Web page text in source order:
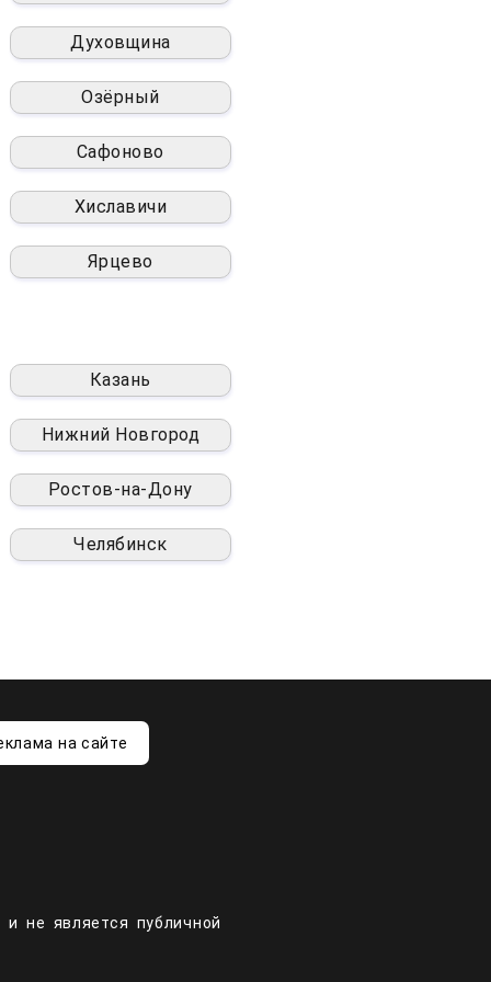
Духовщина
Озёрный
Сафоново
Хиславичи
Ярцево
Казань
Нижний Новгород
Ростов-на-Дону
Челябинск
на сайте
не является публичной